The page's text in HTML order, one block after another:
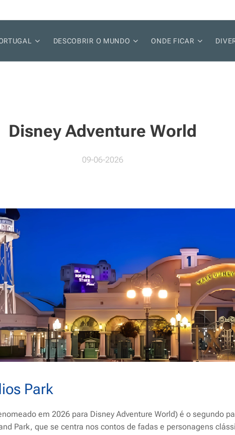
DESCOBRIR O MUNDO ONDE FICAR
Disney Adventure World
09-06-2026
Park
em 2026 para Disney Adventure World) é o segundo
Park, que se centra nos contos de fadas e personagens